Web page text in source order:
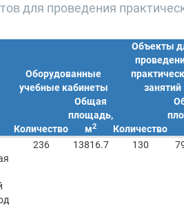
для проведения
Оборудованные
учебные кабинеты
Объекты
занятий
Количество
Общая
площадь,
м2 Количество
236 13816.7 130